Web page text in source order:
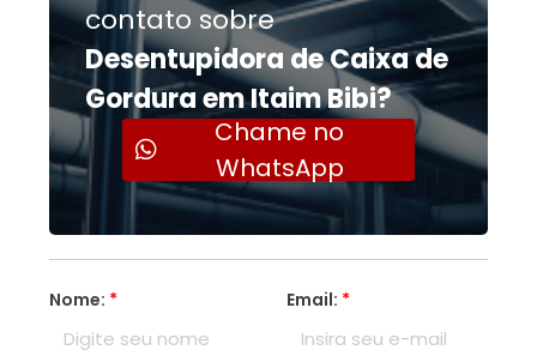
contato sobre
Desentupidora de Caixa de
Gordura em Itaim Bibi?
Chame no
WhatsApp
Nome: * Email: *